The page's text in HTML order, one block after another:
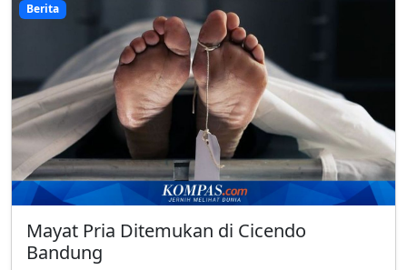
Berita
Mayat Pria Ditemukan di Cicendo
Bandung